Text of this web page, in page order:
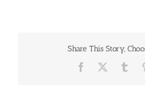
Share This Story,
Facebook